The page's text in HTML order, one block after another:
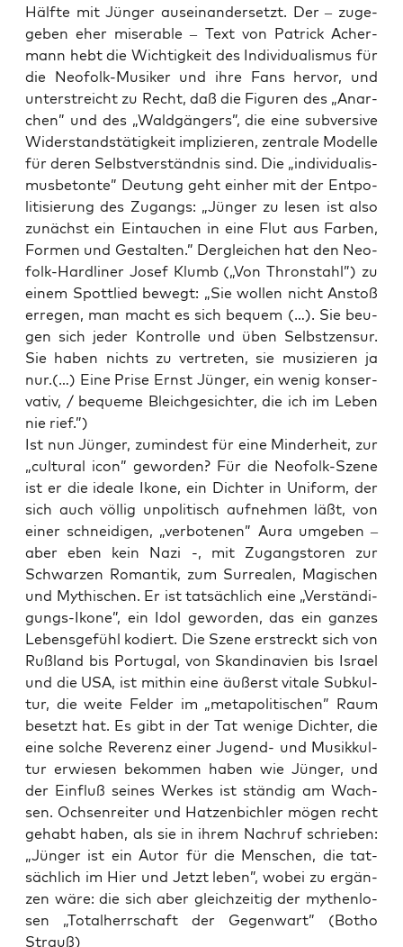
Hälf­te mit Jün­ger aus­ein­an­der­setzt. Der – zuge­
ge­ben eher mise­ra­ble – Text von Patrick Acher­
mann hebt die Wich­tig­keit des Indi­vi­dua­lis­mus für
die Neo­folk-Musi­ker und ihre Fans her­vor, und
unter­streicht zu Recht, daß die Figu­ren des „Anar­
chen” und des „Wald­gän­gers”, die eine sub­ver­si­ve
Wider­stands­tä­tig­keit impli­zie­ren, zen­tra­le Model­le
für deren Selbst­ver­ständ­nis sind. Die „indi­vi­dua­lis­
mus­be­ton­te” Deu­tung geht ein­her mit der Ent­po­
li­ti­sie­rung des Zugangs: „Jün­ger zu lesen ist also
zunächst ein Ein­tau­chen in eine Flut aus Far­ben,
For­men und Gestal­ten.” Der­glei­chen hat den Neo­
folk-Hard­li­ner Josef Klumb („Von Thron­stahl”) zu
einem Spott­lied bewegt: „Sie wol­len nicht Anstoß
erre­gen, man macht es sich bequem (…). Sie beu­
gen sich jeder Kon­trol­le und üben Selbst­zen­sur.
Sie haben nichts zu ver­tre­ten, sie musi­zie­ren ja
nur.(…) Eine Pri­se Ernst Jün­ger, ein wenig kon­ser­
va­tiv, / beque­me Bleich­ge­sich­ter, die ich im Leben
nie rief.”)
Ist nun Jün­ger, zumin­dest für eine Min­der­heit, zur
„cul­tu­ral icon” gewor­den? Für die Neo­folk-Sze­ne
ist er die idea­le Iko­ne, ein Dich­ter in Uni­form, der
sich auch völ­lig unpo­li­tisch auf­neh­men läßt, von
einer schnei­di­gen, „ver­bo­te­nen” Aura umge­ben –
aber eben kein Nazi -, mit Zugangs­to­ren zur
Schwar­zen Roman­tik, zum Sur­rea­len, Magi­schen
und Mythi­schen. Er ist tat­säch­lich eine „Ver­stän­di­
gungs-Iko­ne”, ein Idol gewor­den, das ein gan­zes
Lebens­ge­fühl kodiert. Die Sze­ne erstreckt sich von
Ruß­land bis Por­tu­gal, von Skan­di­na­vi­en bis Isra­el
und die USA, ist mit­hin eine äußerst vita­le Sub­kul­
tur, die wei­te Fel­der im „meta­po­li­ti­schen” Raum
besetzt hat. Es gibt in der Tat weni­ge Dich­ter, die
eine sol­che Reve­renz einer Jugend- und Musik­kul­
tur erwie­sen bekom­men haben wie Jün­ger, und
der Ein­fluß sei­nes Wer­kes ist stän­dig am Wach­
sen. Och­sen­rei­ter und Hat­zen­bich­ler mögen recht
gehabt haben, als sie in ihrem Nach­ruf schrie­ben:
„Jün­ger ist ein Autor für die Men­schen, die tat­
säch­lich im Hier und Jetzt leben”, wobei zu ergän­
zen wäre: die sich aber gleich­zei­tig der mythen­lo­
sen „Total­herr­schaft der Gegen­wart” (Botho
Strauß)